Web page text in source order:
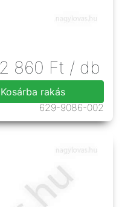
2 860 Ft / db
Kosárba rakás
629-9086-002